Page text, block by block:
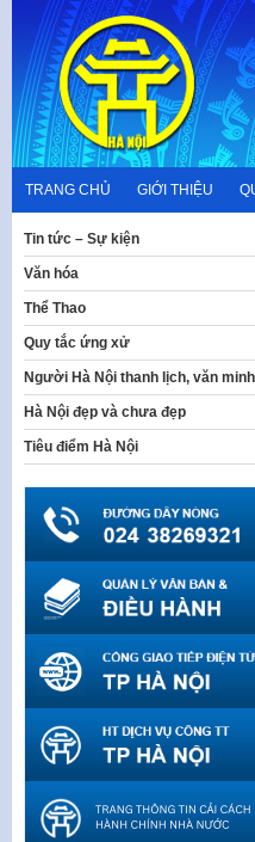
content
TRANG CHỦ GIỚI THIỆU
Tin tức – Sự kiện
Văn hóa
Thể Thao
Quy tắc ứng xử
Người Hà Nội thanh lịch, văn minh
Hà Nội đẹp và chưa đẹp
Tiêu điểm Hà Nội